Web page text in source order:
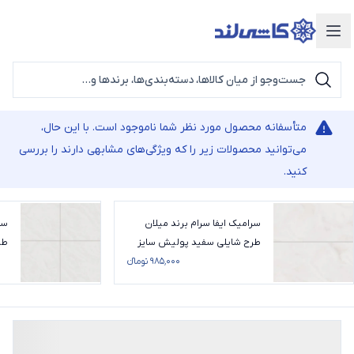
دسته‌بندی محصولات
متأسفانه محصول مورد نظر شما ناموجود است. با این حال،
می‌توانید محصولات زیر را که ویژگی‌های مشابهی دارند را بررسی
کنید.
سرامیک ایفا سرام برند میلان
طرح شایلی سفید پولیش سایز
۹۸۵٬۰۰۰ تومانء